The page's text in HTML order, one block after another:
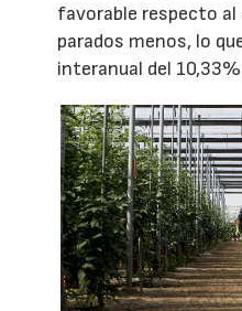
favorable respecto al
parados menos, lo
interanual del